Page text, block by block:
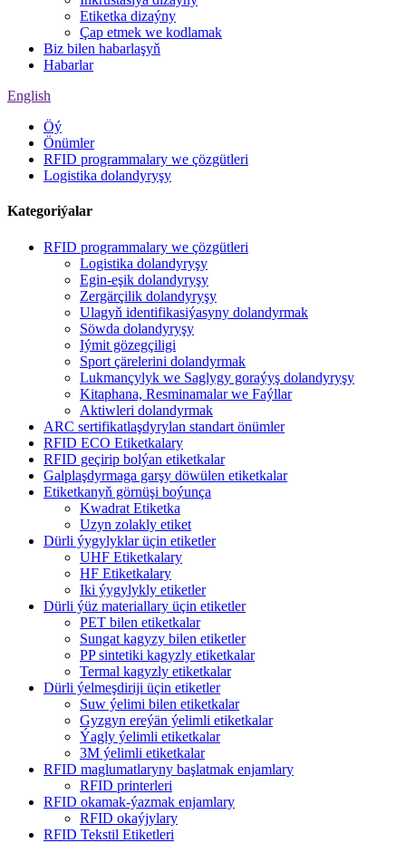
Etiketka dizaýny
Çap etmek we kodlamak
Biz bilen habarlaşyň
Habarlar
English
Öý
Önümler
RFID programmalary we çözgütleri
Logistika dolandyryşy
Kategoriýalar
RFID programmalary we çözgütleri
Logistika dolandyryşy
Egin-eşik dolandyryşy
Zergärçilik dolandyryşy
Ulagyň identifikasiýasyny dolandyrmak
Söwda dolandyryşy
Iýmit gözegçiligi
Sport çärelerini dolandyrmak
Lukmançylyk we Saglygy goraýyş dolandyryşy
Kitaphana, Resminamalar we Faýllar
Aktiwleri dolandyrmak
ARC sertifikatlaşdyrylan standart önümler
RFID ECO Etiketkalary
RFID geçirip bolýan etiketkalar
Galplaşdyrmaga garşy döwülen etiketkalar
Etiketkanyň görnüşi boýunça
Kwadrat Etiketka
Uzyn zolakly etiket
Dürli ýygylyklar üçin etiketler
UHF Etiketkalary
HF Etiketkalary
Iki ýygylykly etiketler
Dürli ýüz materiallary üçin etiketler
PET bilen etiketkalar
Sungat kagyzy bilen etiketler
PP sintetiki kagyzly etiketkalar
Termal kagyzly etiketkalar
Dürli ýelmeşdiriji üçin etiketler
Suw ýelimi bilen etiketkalar
Gyzgyn ereýän ýelimli etiketkalar
Ýagly ýelimli etiketkalar
3M ýelimli etiketkalar
RFID maglumatlaryny başlatmak enjamlary
RFID printerleri
RFID okamak-ýazmak enjamlary
RFID okaýjylary
RFID Tekstil Etiketleri